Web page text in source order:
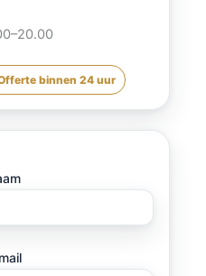
binnen 24 uur